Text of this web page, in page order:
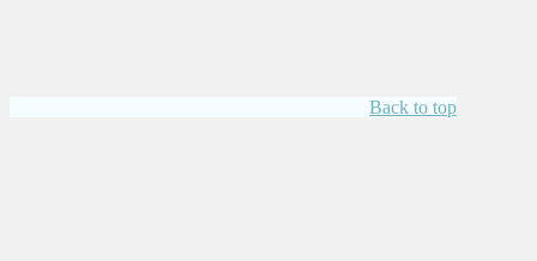
Back to top